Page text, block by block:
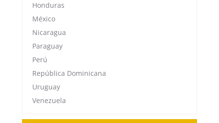
Honduras
México
Nicaragua
Paraguay
Perú
República Dominicana
Uruguay
Venezuela